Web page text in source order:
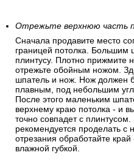
Отрежьте верхнюю часть
Сначала продавите место
границей потолка. Большим
плинтусу. Плотно прижмите
отрежьте обойным ножом.
шпатель и нож. Нож должен
плавным, под небольшим
После этого маленьким
верхнему краю потолка - и
точно совпадет с
рекомендуется проделать с
отрезания обработайте
влажной губкой.